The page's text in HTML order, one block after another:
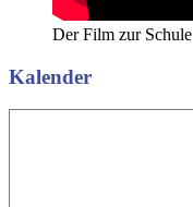
Der Film zur Schule
Kalender